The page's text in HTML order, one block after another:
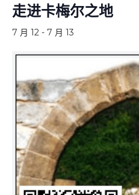
走进卡梅尔之地
7 月 12 - 7 月 13